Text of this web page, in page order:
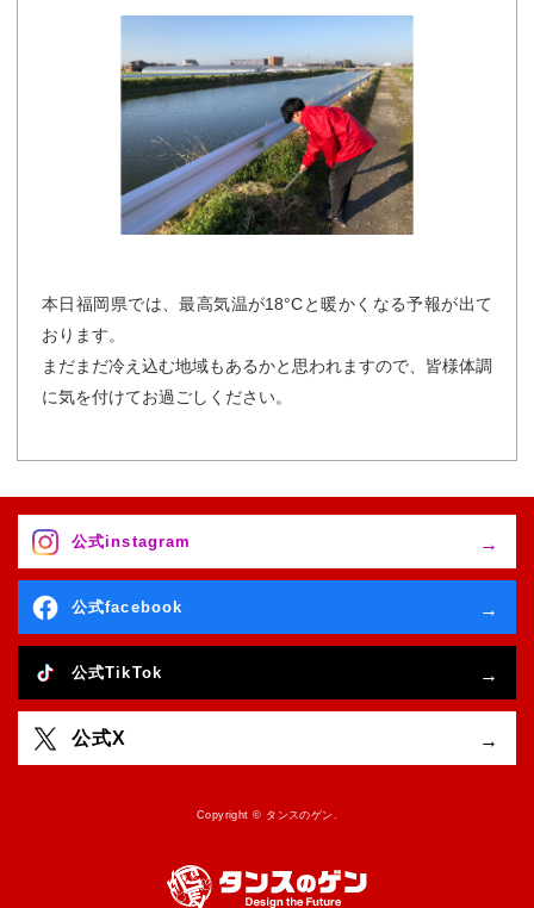
本日福岡県では、最高気温が18°Cと暖かくなる予報が出て
おります。
まだまだ冷え込む地域もあるかと思われますので、皆様体調
に気を付けてお過ごしください。
公式instagram
公式facebook
公式TikTok
公式X
Copyright © タンスのゲン.